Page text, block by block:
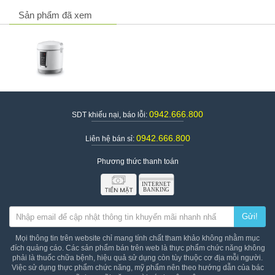
Sản phẩm đã xem
SDT khiếu nại, báo lỗi: 0942.666.800
Liên hệ bán sỉ: 0942.666.800
Phương thức thanh toán
Gửi!
Mọi thông tin trên website chỉ mang tính chất tham khảo không nhằm mục
đích quảng cáo. Các sản phẩm bán trên web là thực phẩm chức năng không
phải là thuốc chữa bệnh, hiệu quả sử dụng còn tùy thuộc cơ địa mỗi người.
Việc sử dụng thực phẩm chức năng, mỹ phẩm nên theo hướng dẫn của bác